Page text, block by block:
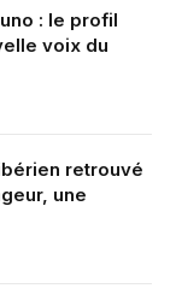
: le profil
voix du
retrouvé
une